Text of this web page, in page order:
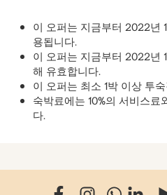
이 오퍼는 지금부터 2022년
용됩니다.
이 오퍼는 지금부터 2022년
해 유효합니다.
이 오퍼는 최소 1박 이상 투
숙박료에는 10%의 서비스료
다.